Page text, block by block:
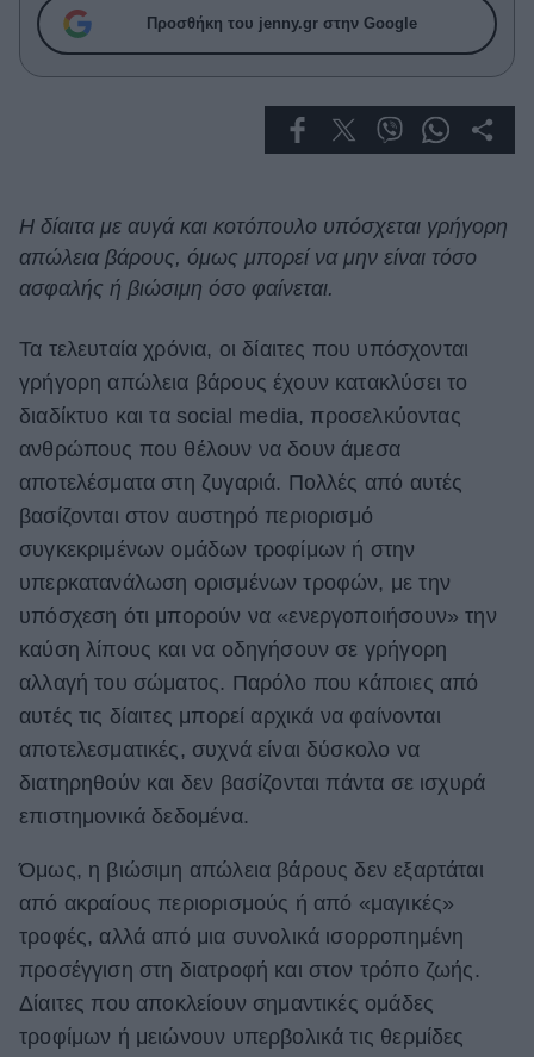
Ask the Guru
Success Stories
Deco
Cooking
Αφιερώματα
ΒΟΞ
Χωρίς Ταμπέλες
Women's Forum
Hautes Grecians
Γάμος
Market News
Προσθήκη του jenny.gr στην Google
Η δίαιτα με αυγά και κοτόπουλο υπόσχεται γρήγορη
απώλεια βάρους, όμως μπορεί να μην είναι τόσο
ασφαλής ή βιώσιμη όσο φαίνεται.
Τα τελευταία χρόνια, οι δίαιτες που υπόσχονται
γρήγορη απώλεια βάρους έχουν κατακλύσει το
διαδίκτυο και τα social media, προσελκύοντας
ανθρώπους που θέλουν να δουν άμεσα
αποτελέσματα στη ζυγαριά. Πολλές από αυτές
βασίζονται στον αυστηρό περιορισμό
συγκεκριμένων ομάδων τροφίμων ή στην
υπερκατανάλωση ορισμένων τροφών, με την
υπόσχεση ότι μπορούν να «ενεργοποιήσουν» την
καύση λίπους και να οδηγήσουν σε γρήγορη
αλλαγή του σώματος. Παρόλο που κάποιες από
αυτές τις δίαιτες μπορεί αρχικά να φαίνονται
αποτελεσματικές, συχνά είναι δύσκολο να
διατηρηθούν και δεν βασίζονται πάντα σε ισχυρά
επιστημονικά δεδομένα.
Όμως, η βιώσιμη απώλεια βάρους δεν εξαρτάται
από ακραίους περιορισμούς ή από «μαγικές»
τροφές, αλλά από μια συνολικά ισορροπημένη
προσέγγιση στη διατροφή και στον τρόπο ζωής.
Δίαιτες που αποκλείουν σημαντικές ομάδες
τροφίμων ή μειώνουν υπερβολικά τις θερμίδες